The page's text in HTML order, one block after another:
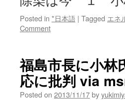
Posted in *日本語 | Tagged エネ
Comment
福島市長に小
応に批判 via
Posted on 2013/11/17by